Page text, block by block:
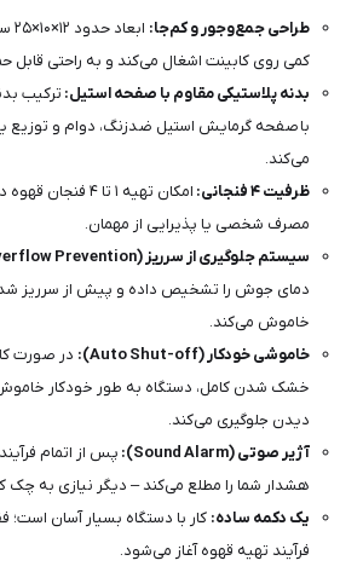
طراحی جمع‌وجور و کم‌جا:
کمی روی کابینت اشغال می‌کند و به راحتی قابل
بدنه پلاستیکی مقاوم با صفحه استیل: ترکیب
با صفحه گرمایش استیل ضدزنگ، دوام و توزیع
می‌کند.
ظرفیت ۴ فنجانی:
امکان تهیه ۱ تا ۴
مصرف شخصی یا پذیرایی از مهمان.
سیستم جلوگیری از سرریز (Overflow Prevention):
دمای جوش را تشخیص داده و پیش از سرریز
خاموش می‌کند.
خاموشی خودکار (Auto Shut-off):
در صورت
خشک شدن کامل، دستگاه به طور خودکار
دیدن جلوگیری می‌کند.
آژیر صوتی (Sound Alarm):
پس از اتمام
هشدار شما را مطلع می‌کند – دیگر نیازی به
یک دکمه ساده: کار با دستگاه بسیار آسان است؛
فرآیند تهیه قهوه آغاز می‌شود.